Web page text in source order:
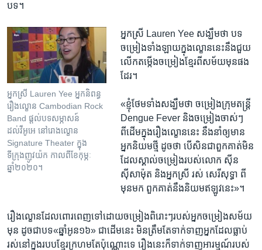
បទ។
អ្នកស្រី Lauren Yee អ្នកនិពន្ធ
រឿងល្ខោន Cambodian Rock
Band ផ្តល់បទសម្ភាសន៍
ដល់វីអូអេ នៅរោងល្ខោន
Signature Theater ក្នុង
ទីក្រុងញូវយ៉ក កាលពីខែកុម្ភៈ
ឆ្នាំ២០២០។
អ្នក​ស្រី Lauren Yee សង្ឃឹម​ថា​ បទ​
ចម្រៀង​ទាំងឡាយ​ក្នុង​ល្ខោននេះ​នឹង​ជួយ​
លើក​តម្កើង​ចម្រៀង​ខ្មែរ​ពី​សម័យ​មុន​ផង​
ដែរ។
‍«ខ្ញុំថែម​ទាំង​សង្ឃឹម​ថា​ ចម្រៀង​ក្រុម​តន្ត្រី
Dengue Fever និងចម្រៀង​ចាស់ៗ​
ពីដើម​ក្នុង​រឿង​ល្ខោន​នេះ​ នឹងនាំ​ឲ្យ​មាន​
អ្នក​និយម​ថ្មី ​ដូចថា​ បើ​សិន​ជា​ពួកគាត់​មិន​
ដែល​ស្គាល់ចម្រៀងរបស់​លោក ស៊ីន
ស៊ីសាម៉ុត និង​អ្នក​ស្រី រស់​ សេរីសុទ្ធា ពី​
មុន​មក ​ពួកគាត់​នឹង​និយម​ឥឡូវ​នេះ‍»។
រឿង​ល្ខោន​ដែល​ពោរពេញ​ទៅ​ដោយ​ចម្រៀងពិរោះៗ​របស់​អ្នក​ចម្រៀង​សម័យ​
មុន ដូច​ជាបទ«ឆ្នាំ​អូន​១៦‍» ជា​ដើម​នេះ មិន​ត្រឹម​តែ​ទាក់​ទាញ​អ្នក​ដែល​ធ្លាប់​
រស់​នៅ​ក្នុង​របប​ខ្មែរ​ក្រហម​តែ​ប៉ុណ្ណោះទេ រឿងនេះ​ក៏​ទាក់​ទាញ​អារម្មណ៍​របស់​